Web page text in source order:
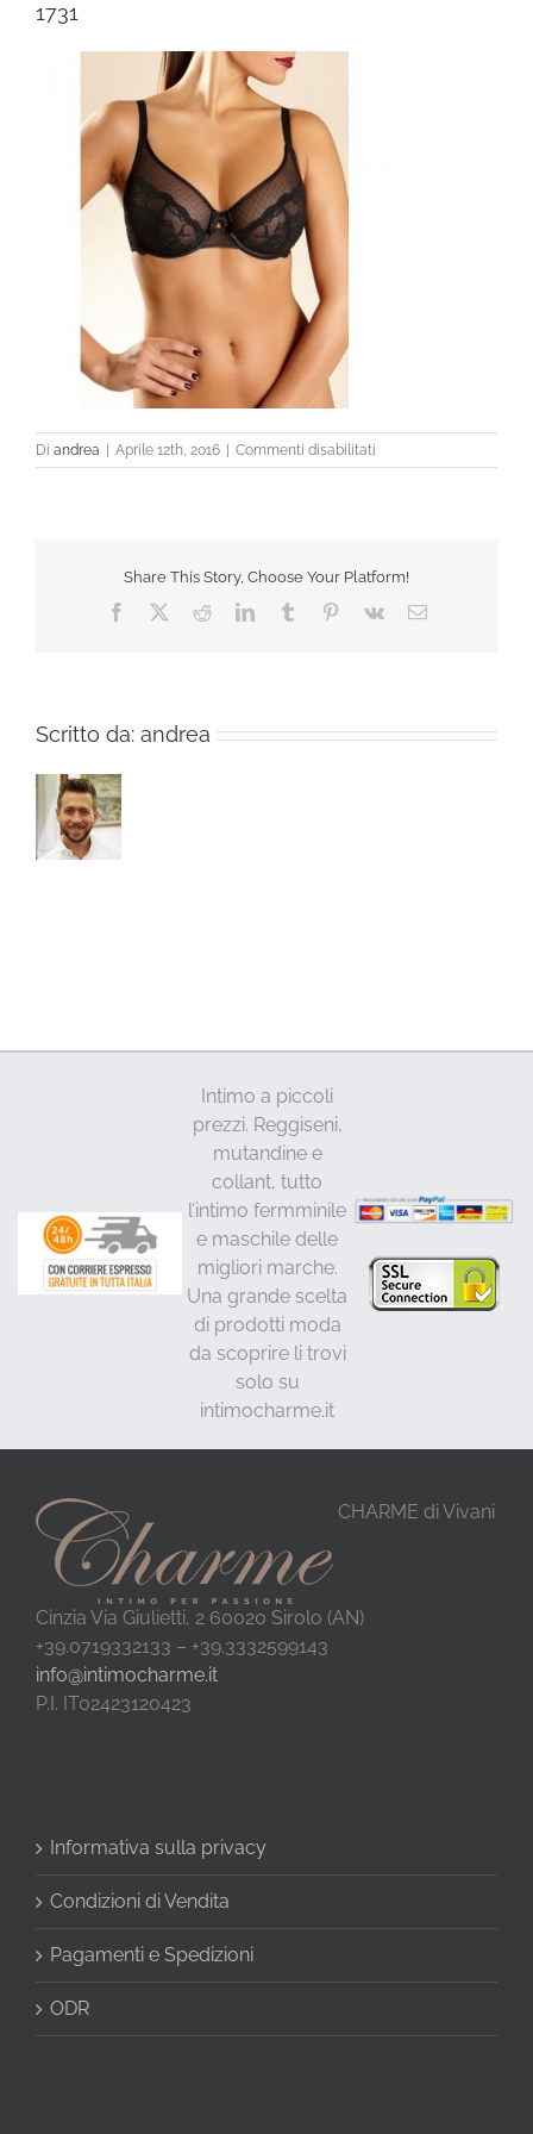
1731
Di andrea Aprile 12th, 2016 Commenti disabilitati
1731
Share This Story, Choose Your Platform!
Facebook RedditLinkedInTumblr Pinterest
Vk Email
Scritto da: andrea
Intimo a piccoli
prezzi. Reggiseni,
mutandine e
collant, tutto
l’intimo fermminile
e maschile delle
migliori marche.
Una grande scelta
di prodotti moda
da scoprire li trovi
solo su
intimocharme.it
CHARME di Vivani
Cinzia Via Giulietti, 2 60020 Sirolo (AN)
+39.0719332133 – +39.3332599143
info@intimocharme.it
P.I. IT02423120423
Informativa sulla privacy
Condizioni di Vendita
Pagamenti e Spedizioni
ODR